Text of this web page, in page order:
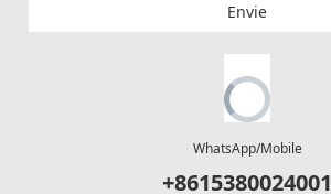
Envie
WhatsApp/Mobile
+8615380024001